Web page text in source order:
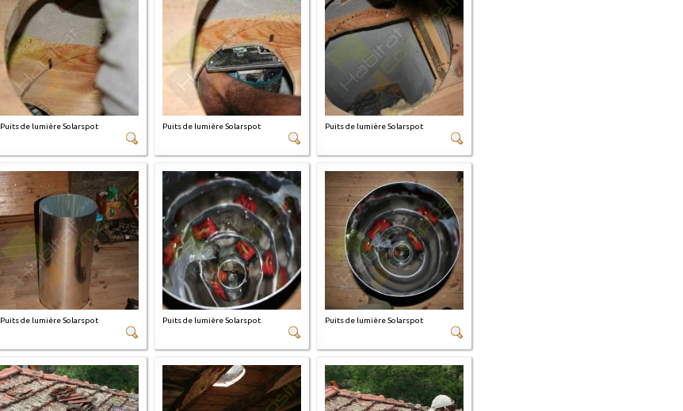
Puits de lumière Solarspot Puits de lumière Solarspot Puits de lumière Solarspot
Puits de lumière Solarspot Puits de lumière Solarspot Puits de lumière Solarspot